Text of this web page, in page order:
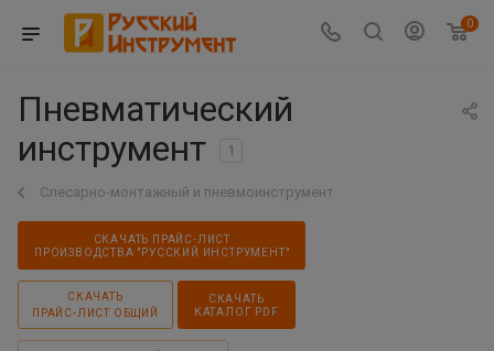
0
Пневматический
инструмент
1
Слесарно-монтажный и пневмоинструмент
СКАЧАТЬ ПРАЙС-ЛИСТ
ПРОИЗВОДСТВА "РУССКИЙ ИНСТРУМЕНТ"
СКАЧАТЬ
ПРАЙС-ЛИСТ ОБЩИЙ
СКАЧАТЬ
КАТАЛОГ PDF